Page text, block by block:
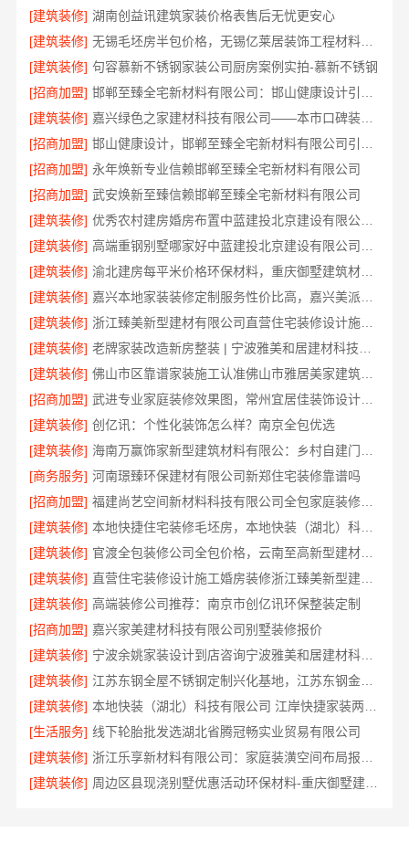
[建筑装修] 湖南创益讯建筑家装价格表售后无忧更安心
[建筑装修]
无锡毛坯房半包价格，无锡亿莱居装饰工程材料有限公司
[建筑装修] 句容慕新不锈钢家装公司厨房案例实拍-慕新不锈钢
[招商加盟]
[建筑装修]
嘉兴绿色之家建材科技有限公司——本市口碑装修服务实惠优选
[招商加盟]
[招商加盟] 永年焕新专业信赖邯郸至臻全宅新材料有限公司
[招商加盟] 武安焕新至臻信赖邯郸至臻全宅新材料有限公司
[建筑装修]
优秀农村建房婚房布置中蓝建投北京建设有限公司四川
[建筑装修]
[建筑装修]
渝北建房每平米价格环保材料，重庆御墅建筑材料有限公司
[建筑装修]
[建筑装修]
浙江臻美新型建材有限公司直营住宅装修设计施工婚房
[建筑装修]
[建筑装修]
佛山市区靠谱家装施工认准佛山市雅居美家建筑装饰工程有限公司
[招商加盟]
武进专业家庭装修效果图，常州宜居佳装饰设计精选
[建筑装修] 创亿讯：个性化装饰怎么样？南京全包优选
[建筑装修]
[商务服务] 河南璟臻环保建材有限公司新郑住宅装修靠谱吗
[招商加盟]
福建尚艺空间新材料科技有限公司全包家庭装修口碑优选口碑之选
[建筑装修]
本地快捷住宅装修毛坯房，本地快装（湖北）科技有限公司透明报价
[建筑装修]
官渡全包装修公司全包价格，云南至高新型建材有限公司闭口合同
[建筑装修]
直营住宅装修设计施工婚房装修浙江臻美新型建材有限公司
[建筑装修] 高端装修公司推荐：南京市创亿讯环保整装定制
[招商加盟] 嘉兴家美建材科技有限公司别墅装修报价
[建筑装修]
宁波余姚家装设计到店咨询宁波雅美和居建材科技有限公司
[建筑装修]
江苏东钢全屋不锈钢定制兴化基地，江苏东钢金属科技有限公司
[建筑装修]
本地快装（湖北）科技有限公司 江岸快捷家装两房一厅透明报价省心入住
[生活服务] 线下轮胎批发选湖北省腾冠畅实业贸易有限公司
[建筑装修]
[建筑装修]
周边区县现浇别墅优惠活动环保材料-重庆御墅建筑材料有限公司